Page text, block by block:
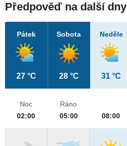
Předpověď na další dny
Pátek
27 °C
Sobota
28 °C
Neděle
31 °C
Noc
02:00
Ráno
05:00
08:00